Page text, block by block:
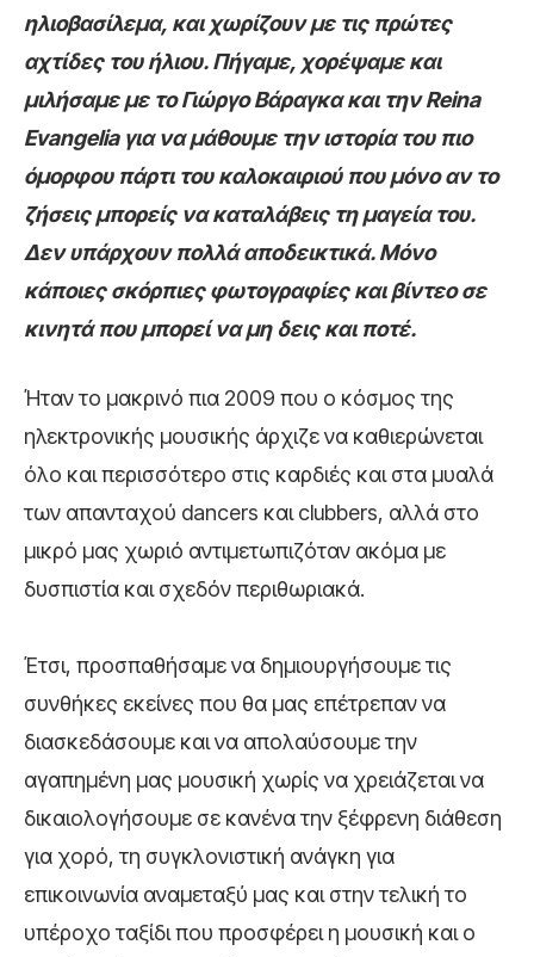
ηλιοβασίλεμα, και χωρίζουν με τις πρώτες
αχτίδες του ήλιου. Πήγαμε, χορέψαμε και
μιλήσαμε με το Γιώργο Βάραγκα και την Reina
Evangelia για να μάθουμε την ιστορία του πιο
όμορφου πάρτι του καλοκαιριού που μόνο αν το
ζήσεις μπορείς να καταλάβεις τη μαγεία του.
Δεν υπάρχουν πολλά αποδεικτικά. Μόνο
κάποιες σκόρπιες φωτογραφίες και βίντεο σε
κινητά που μπορεί να μη δεις και ποτέ.
Ήταν το μακρινό πια 2009 που ο κόσμος της
ηλεκτρονικής μουσικής άρχιζε να καθιερώνεται
όλο και περισσότερο στις καρδιές και στα μυαλά
των απανταχού dancers και clubbers, αλλά στο
μικρό μας χωριό αντιμετωπιζόταν ακόμα με
δυσπιστία και σχεδόν περιθωριακά.
Έτσι, προσπαθήσαμε να δημιουργήσουμε τις
συνθήκες εκείνες που θα μας επέτρεπαν να
διασκεδάσουμε και να απολαύσουμε την
αγαπημένη μας μουσική χωρίς να χρειάζεται να
δικαιολογήσουμε σε κανένα την ξέφρενη διάθεση
για χορό, τη συγκλονιστική ανάγκη για
επικοινωνία αναμεταξύ μας και στην τελική το
υπέροχο ταξίδι που προσφέρει η μουσική και ο